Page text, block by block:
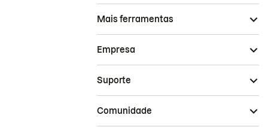
Mais ferramentas
Empresa
Suporte
Comunidade